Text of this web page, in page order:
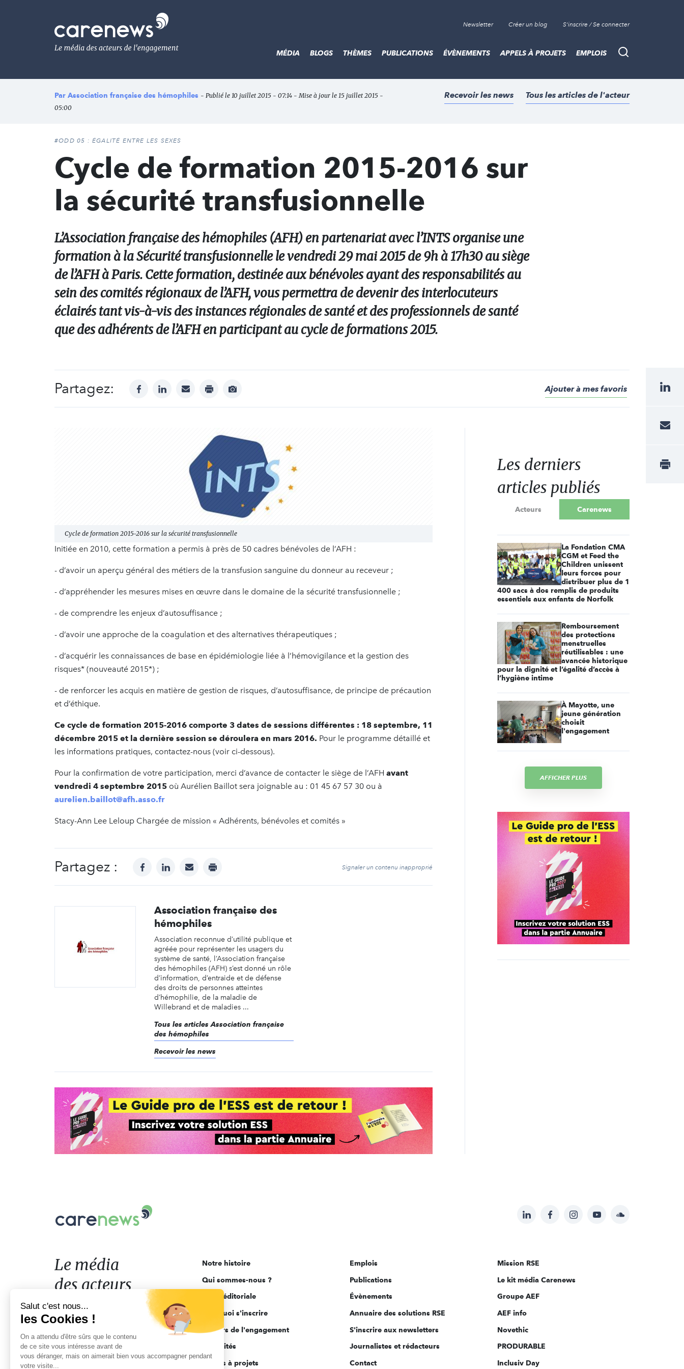
Le
média
de
l'engagement
Newsletter Créer un blog S'inscrire / Se connecter
Recherche
MÉDIA BLOGS THÈMES PUBLICATIONS ÉVÈNEMENTS APPELS À PROJETS EMPLOIS
Par Association française des hémophiles - Publié le 10 juillet 2015 - 07:14 - Mise à jour le 15 juillet 2015 -
05:00
Recevoir les news Tous les articles de l'acteur
#ODD 05 : ÉGALITÉ ENTRE LES SEXES
Cycle de formation 2015-2016 sur
la sécurité transfusionnelle
L’Association française des hémophiles (AFH) en partenariat avec l’INTS organise une
formation à la Sécurité transfusionnelle le vendredi 29 mai 2015 de 9h à 17h30 au siège
de l’AFH à Paris. Cette formation, destinée aux bénévoles ayant des responsabilités au
sein des comités régionaux de l’AFH, vous permettra de devenir des interlocuteurs
éclairés tant vis-à-vis des instances régionales de santé et des professionnels de santé
que des adhérents de l’AFH en participant au cycle de formations 2015.
Partagez: facebooklinkedinmail print
Afficher
Ajouter à mes favoris
Cycle de formation 2015-2016 sur la sécurité transfusionnelle
Initiée en 2010, cette formation a permis à près de 50 cadres bénévoles de l’AFH :
- d’avoir un aperçu général des métiers de la transfusion sanguine du donneur au receveur ;
- d’appréhender les mesures mises en œuvre dans le domaine de la sécurité transfusionnelle ;
- de comprendre les enjeux d’autosuffisance ;
- d’avoir une approche de la coagulation et des alternatives thérapeutiques ;
- d’acquérir les connaissances de base en épidémiologie liée à l’hémovigilance et la gestion des
risques* (nouveauté 2015*) ;
- de renforcer les acquis en matière de gestion de risques, d’autosuffisance, de principe de précaution
et d’éthique.
Ce cycle de formation 2015-2016 comporte 3 dates de sessions différentes : 18 septembre, 11
décembre 2015 et la dernière session se déroulera en mars 2016. Pour le programme détaillé et
les informations pratiques, contactez-nous (voir ci-dessous).
Pour la confirmation de votre participation, merci d’avance de contacter le siège de l’AFH avant
vendredi 4 septembre 2015 où Aurélien Baillot sera joignable au : 01 45 67 57 30 ou à
aurelien.baillot@afh.asso.fr
Stacy-Ann Lee Leloup Chargée de mission « Adhérents, bénévoles et comités »
Partagez : facebooklinkedinmail print Signaler un contenu inapproprié
Association française des
hémophiles
Association reconnue d’utilité publique et
agréée pour représenter les usagers du
système de santé, l’Association française
des hémophiles (AFH) s’est donné un rôle
d’information, d’entraide et de défense
des droits de personnes atteintes
d’hémophilie, de la maladie de
Willebrand et de maladies ...
Tous les articles Association française
des hémophiles
Recevoir les news
Les derniers
articles publiés
Acteurs Carenews
La Fondation CMA
CGM et Feed the
Children unissent
leurs forces pour
distribuer plus de 1
400 sacs à dos remplis de produits
essentiels aux enfants de Norfolk
Remboursement
des protections
menstruelles
réutilisables : une
avancée historique
pour la dignité et l’égalité d’accès à
l’hygiène intime
À Mayotte, une
jeune génération
choisit
l'engagement
AFFICHER PLUS
Suivez-
sur:
LinkedInFacebookInstagramYouTubeSoundcloud
Le
acteurs
de
l'engagement
Le média
des acteurs
de l'engagement
Notre histoire
Qui sommes-nous ?
Ligne éditoriale
Pourquoi s'inscrire
Acteurs de l'engagement
Actualités
Appels à projets
Emplois
Publications
Évènements
Annuaire des solutions RSE
S'inscrire aux newsletters
Journalistes et rédacteurs
Contact
Mission RSE
Le kit média Carenews
Groupe AEF
AEF info
Novethic
PRODURABLE
Inclusiv Day
Salut c'est nous...
les Cookies !
On a attendu d'être sûrs que le contenu
de ce site vous intéresse avant de
vous déranger, mais on aimerait bien vous accompagner pendant
votre visite...